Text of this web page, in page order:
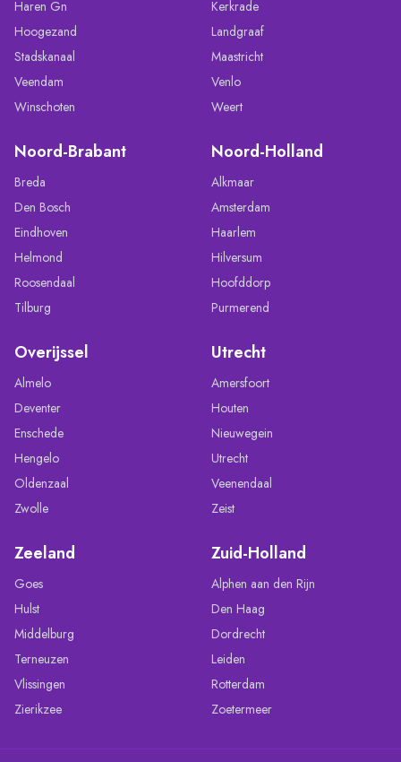
Haren Gn
Hoogezand
Stadskanaal
Veendam
Winschoten
Kerkrade
Landgraaf
Maastricht
Venlo
Weert
Noord-Brabant
Breda
Den Bosch
Eindhoven
Helmond
Roosendaal
Tilburg
Noord-Holland
Alkmaar
Amsterdam
Haarlem
Hilversum
Hoofddorp
Purmerend
Overijssel
Almelo
Deventer
Enschede
Hengelo
Oldenzaal
Zwolle
Utrecht
Amersfoort
Houten
Nieuwegein
Utrecht
Veenendaal
Zeist
Zeeland
Goes
Hulst
Middelburg
Terneuzen
Vlissingen
Zierikzee
Zuid-Holland
Alphen aan den Rijn
Den Haag
Dordrecht
Leiden
Rotterdam
Zoetermeer